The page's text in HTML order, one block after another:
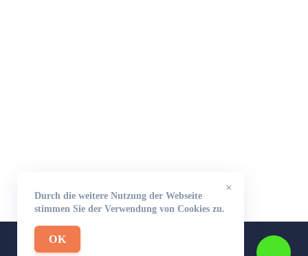
×
Durch die weitere Nutzung der Webseite
stimmen Sie der Verwendung von Cookies zu.
OK